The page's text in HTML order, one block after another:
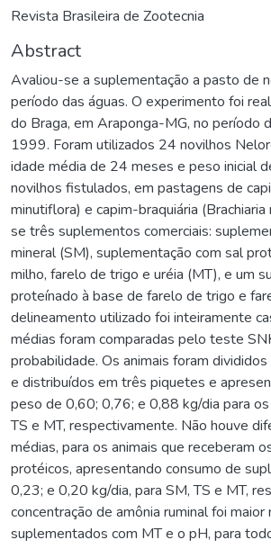
Revista Brasileira de Zootecnia
Abstract
Avaliou-se a suplementação a pasto de
período das águas. O experimento foi
do Braga, em Araponga-MG, no período
1999. Foram utilizados 24 novilhos
idade média de 24 meses e peso inicial
novilhos fistulados, em pastagens de
minutiflora) e capim-braquiária
se três suplementos comerciais:
mineral (SM), suplementação com sal
milho, farelo de trigo e uréia (MT), e um
proteínado à base de farelo de trigo e
delineamento utilizado foi inteiramente
médias foram comparadas pelo teste
probabilidade. Os animais foram
e distribuídos em três piquetes e
peso de 0,60; 0,76; e 0,88 kg/dia para
TS e MT, respectivamente. Não houve
médias, para os animais que receberam
protéicos, apresentando consumo de
0,23; e 0,20 kg/dia, para SM, TS e MT,
concentração de amônia ruminal foi maior
suplementados com MT e o pH, para